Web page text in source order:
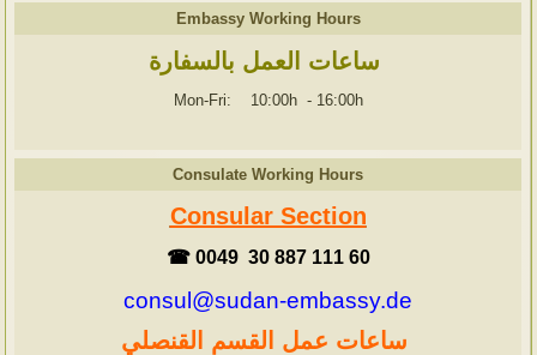
Embassy Working Hours
ساعات العمل بالسفارة
Mon-Fri: 10:00h - 16:00h
Consulate Working Hours
Consular Section
☎ 0049 30 887 111 60
consul@sudan-embassy.de
ساعات عمل القسم القنصلي